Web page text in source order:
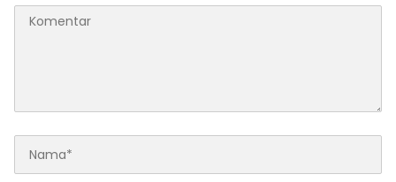
Perekonomian Nasional
dan Kesejahteraan Sosial